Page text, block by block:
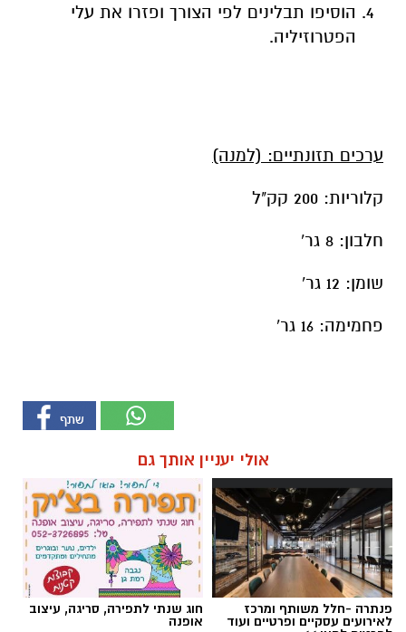
הוסיפו תבלינים לפי הצורך ופזרו את עלי
הפטרוזיליה.
ערכים תזונתיים: (למנה)
קלוריות: 200 קק"ל
חלבון: 8 גר'
שומן: 12 גר'
פחמימה: 16 גר'
אולי יעניין אותך גם
פנתרה -חלל משותף ומרכז
לאירועים עסקיים ופרטיים ועוד
חוג שנתי לתפירה, סריגה, עיצוב
אופנה